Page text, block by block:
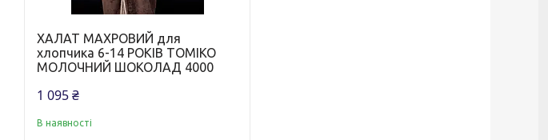
ХАЛАТ МАХРОВИЙ для
хлопчика 6-14 РОКІВ ТОМІКО
МОЛОЧНИЙ ШОКОЛАД 4000
1 095 ₴
В наявності